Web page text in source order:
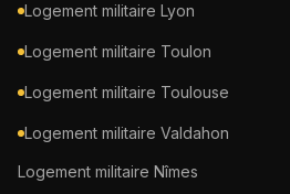
Logement militaire Lyon
Logement militaire Toulon
Logement militaire Toulouse
Logement militaire Valdahon
Logement militaire Nîmes